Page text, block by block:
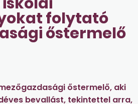
folytató
őstermelő
őstermelő, aki
bevallást, tekintettel arra,